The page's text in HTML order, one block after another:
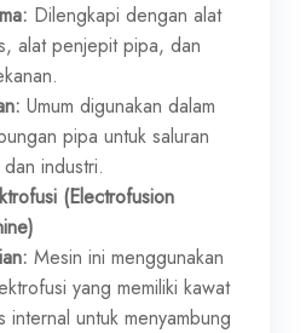
Dilengkapi dengan alat
alat penjepit pipa, dan
Umum digunakan dalam
pipa untuk saluran
industri.
(Electrofusion
Mesin ini menggunakan
yang memiliki kawat
internal untuk menyambung